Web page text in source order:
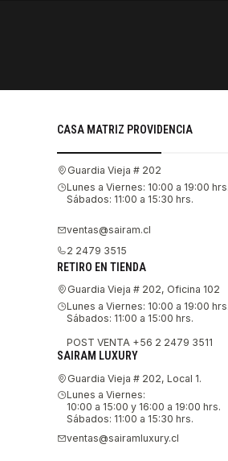
CASA MATRIZ PROVIDENCIA
Guardia Vieja # 202
Lunes a Viernes: 10:00 a 19:00 hrs.
Sábados: 11:00 a 15:30 hrs.
ventas@sairam.cl
2 2479 3515
RETIRO EN TIENDA
Guardia Vieja # 202, Oficina 102
Lunes a Viernes: 10:00 a 19:00 hrs.
Sábados: 11:00 a 15:00 hrs.
POST VENTA +56 2 2479 3511
SAIRAM LUXURY
Guardia Vieja # 202, Local 1.
Lunes a Viernes:
10:00 a 15:00 y 16:00 a 19:00 hrs.
Sábados: 11:00 a 15:30 hrs.
ventas@sairamluxury.cl